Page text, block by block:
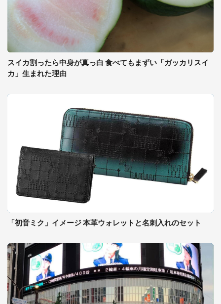
スイカ割ったら中身が真っ白 食べてもまずい「ガッカリスイ
カ」生まれた理由
「初音ミク」イメージ 本革ウォレットと名刺入れのセット